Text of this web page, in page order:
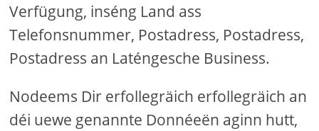
Verfügung, inséng Land ass
Telefonsnummer, Postadress, Postadress,
Postadress an Laténgesche Business.
Nodeems Dir erfollegräich erfollegräich an
déi uewe genannte Donnéeën aginn hutt,